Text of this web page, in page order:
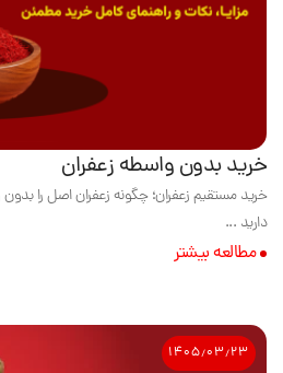
خرید بدون واسطه زعفران
خرید مستقیم زعفران؛ چگونه زعفران اصل را
دارید ...
مطالعه بیشتر
۱۴۰۵٫۰۳٫۲۳